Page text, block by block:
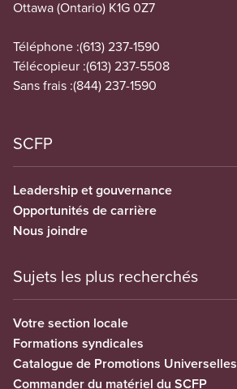
Ottawa (Ontario) K1G 0Z7
Téléphone :(613) 237-1590
Télécopieur :(613) 237-5508
Sans frais :(844) 237-1590
SCFP
Leadership et gouvernance
Opportunités de carrière
Nous joindre
Sujets les plus recherchés
Votre section locale
Formations syndicales
Catalogue de Promotions Universelles
Commander du matériel du SCFP